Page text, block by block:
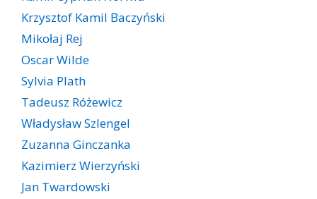
Krzysztof Kamil Baczyński
Mikołaj Rej
Oscar Wilde
Sylvia Plath
Tadeusz Różewicz
Władysław Szlengel
Zuzanna Ginczanka
Kazimierz Wierzyński
Jan Twardowski